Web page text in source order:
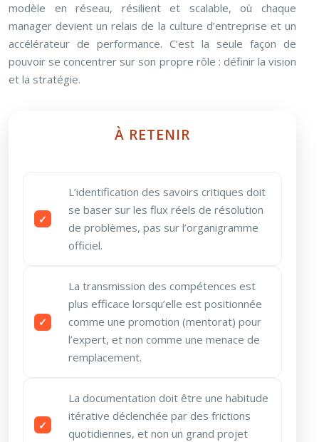
modèle en réseau, résilient et scalable, où chaque
manager devient un relais de la culture d’entreprise et un
accélérateur de performance. C’est la seule façon de
pouvoir se concentrer sur son propre rôle : définir la vision
et la stratégie.
À RETENIR
L’identification des savoirs critiques doit
se baser sur les flux réels de résolution
de problèmes, pas sur l’organigramme
officiel.
La transmission des compétences est
plus efficace lorsqu’elle est positionnée
comme une promotion (mentorat) pour
l’expert, et non comme une menace de
remplacement.
La documentation doit être une habitude
itérative déclenchée par des frictions
quotidiennes, et non un grand projet